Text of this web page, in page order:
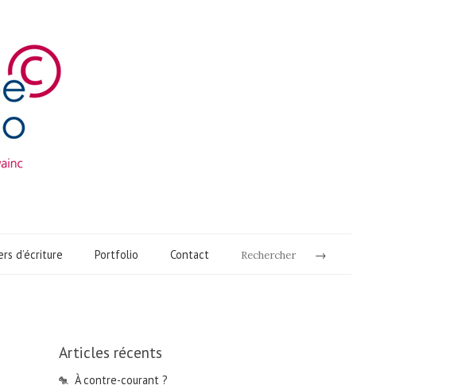
d’écriture Portfolio Contact Rechercher
Articles récents
À contre-courant ?